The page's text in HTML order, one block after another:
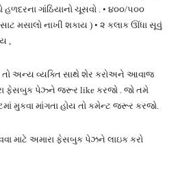
હળદરના ગાંઠિયાનો ચૂસવો . • ૪૦૦/૫૦૦
મસાલો નાખી શકાય ) • ૨ કલાક ઊંધા સૂવું
,
અન્ય વ્યક્તિ સાથે શેર કરોઅને આવાજ
ફેસબુક પેઝ્ને જરૂર like કરજો . જો તમે
મુકવા માંગતા હોય તો કમેન્ટ જરૂર કરજો.
માટે અમારા ફેસબુક પેઝને લાઇક કરો